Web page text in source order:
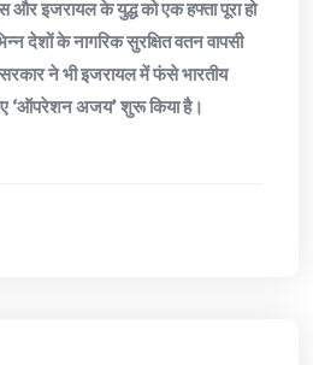
इजरायल के युद्ध को एक हफ्ता पूरा हो
देशों के नागरिक सुरक्षित वतन वापसी
ने भी इजरायल में फंसे भारतीय
‘ऑपरेशन अजय’ शुरू किया है।